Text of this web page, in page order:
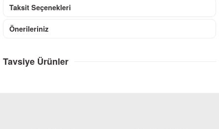
Taksit Seçenekleri
Önerileriniz
Tavsiye Ürünler